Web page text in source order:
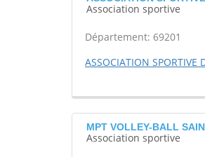
Association sportive
Département: 69201
ASSOCIATION SPORTIVE
MPT VOLLEY-BALL
Association sportive